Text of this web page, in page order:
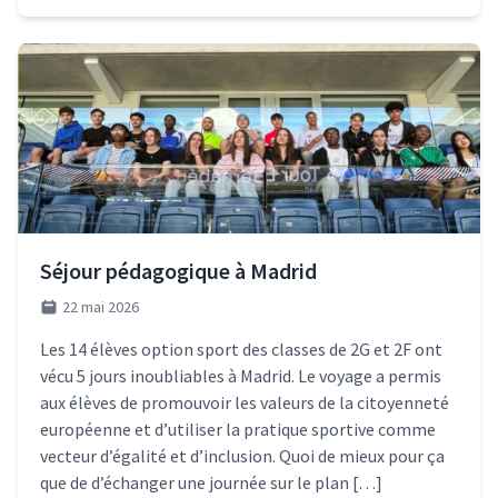
Séjour pédagogique à Madrid
22 mai 2026
Les 14 élèves option sport des classes de 2G et 2F ont
vécu 5 jours inoubliables à Madrid. Le voyage a permis
aux élèves de promouvoir les valeurs de la citoyenneté
européenne et d’utiliser la pratique sportive comme
vecteur d’égalité et d’inclusion. Quoi de mieux pour ça
que de d’échanger une journée sur le plan […]